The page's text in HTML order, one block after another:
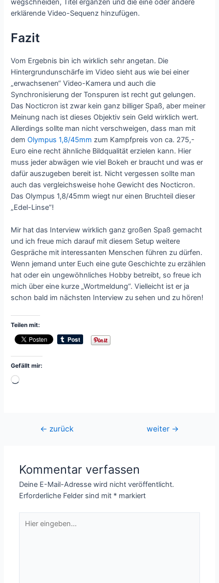
erklärende Video-Sequenz hinzufügen.
Fazit
Vom Ergebnis bin ich wirklich sehr angetan. Die
Hintergrundunschärfe im Video sieht aus wie bei einer
„erwachsenen“ Video-Kamera und auch die
Synchronisierung der Tonspuren ist recht gut gelungen.
Das Nocticron ist zwar kein ganz billiger Spaß, aber meiner
Meinung nach ist dieses Objektiv sein Geld wirklich wert.
Allerdings sollte man nicht verschweigen, dass man mit
demOlympus 1,8/45mm zum Kampfpreis von ca. 275,-
Euro eine recht ähnliche Bildqualität erzielen kann. Hier
muss jeder abwägen wie viel Bokeh er braucht und was er
dafür auszugeben bereit ist. Nicht vergessen sollte man
auch das vergleichsweise hohe Gewicht des Nocticron.
Das Olympus 1,8/45mm wiegt nur einen Bruchteil dieser
„Edel-Linse“!
Mir hat das Interview wirklich ganz großen Spaß gemacht
und ich freue mich darauf mit diesem Setup weitere
Gespräche mit interessanten Menschen führen zu dürfen.
Wenn jemand unter Euch eine gute Geschichte zu erzählen
hat oder ein ungewöhnliches Hobby betreibt, so freue ich
mich über eine kurze „Wortmeldung“. Vielleicht ist er ja
schon bald im nächsten Interview zu sehen und zu hören!
Teilen mit:
Gefällt mir:
Wird
Beitragsnavigation
← zurück weiter →
Kommentar verfassen
Deine E-Mail-Adresse wird nicht veröffentlicht.
Erforderliche Felder sind mit * markiert
eingeben…